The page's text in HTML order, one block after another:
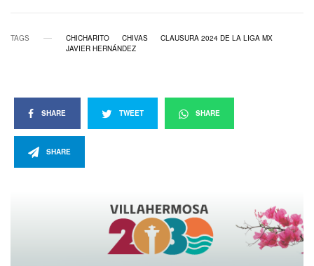
TAGS CHICHARITO CHIVAS
CLAUSURA 2024 DE LA LIGA MX
JAVIER HERNÁNDEZ
SHARE TWEET SHARE
SHARE